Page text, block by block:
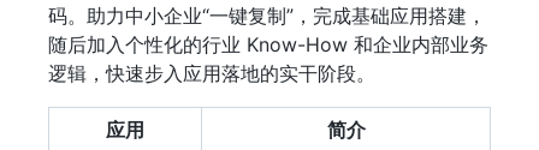
码。助力中小企业“一键复制”，完成基础应用搭建，
随后加入个性化的行业 Know-How 和企业内部业务
逻辑，快速步入应用落地的实干阶段。
应用 简介